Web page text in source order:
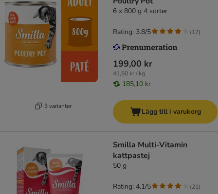
3 varianter
6 x 800 g 4 sorter
199,00 kr
41,50 kr / kg
185,10 kr
Rating: 3.8/5 (17)
Lägg till i varukorg
Smilla Multi-Vitamin
kattpastej
50 g
Rating: 4.1/5 (21)